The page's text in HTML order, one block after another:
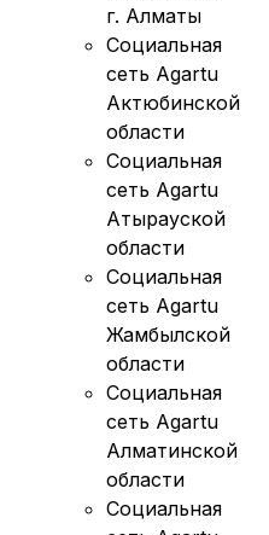
г. Алматы
Социальная
сеть Agartu
Актюбинской
области
Социальная
сеть Agartu
Атырауской
области
Социальная
сеть Agartu
Жамбылской
области
Социальная
сеть Agartu
Алматинской
области
Социальная